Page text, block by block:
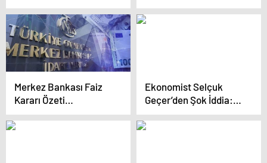
Erdursun Oran Vererek
Açıkladı
Maaşlarda Gözler 3
Haziran’a Kilitlendi
Merkez Bankası Faiz
Kararı Özeti
Yayımlandı! Zorunlu
karşılık
Ekonomist Selçuk
Geçer’den Şok İddia:
“Doların Gerçek
Değerini Söyledi,